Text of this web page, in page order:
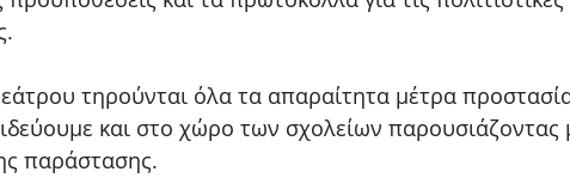
τηρούνται όλα τα απαραίτητα μέτρα
και στο χώρο των σχολείων παρουσιάζοντας
παράστασης.